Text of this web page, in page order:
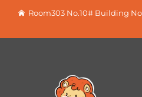
Room303 No.10# Building